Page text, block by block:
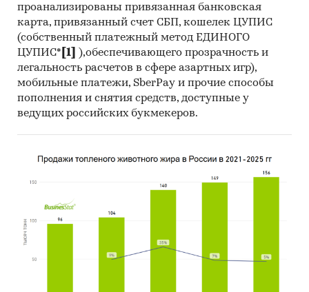
проанализированы привязанная банковская
карта, привязанный счет СБП, кошелек ЦУПИС
(собственный платежный метод ЕДИНОГО
ЦУПИС* [1]
),обеспечивающего прозрачность и
легальность расчетов в сфере азартных игр),
мобильные платежи, SberPay и прочие способы
пополнения и снятия средств, доступные у
ведущих российских букмекеров.